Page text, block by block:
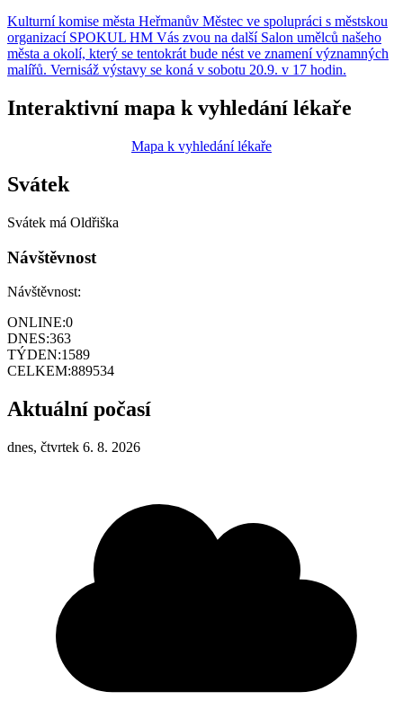
Kulturní komise města Heřmanův Městec ve spolupráci s městskou
organizací SPOKUL HM Vás zvou na další Salon umělců našeho
města a okolí, který se tentokrát bude nést ve znamení významných
malířů. Vernisáž výstavy se koná v sobotu 20.9. v 17 hodin.
Interaktivní mapa k vyhledání lékaře
Mapa k vyhledání lékaře
Svátek
Svátek má Oldřiška
Návštěvnost
Návštěvnost:
ONLINE:0
DNES:363
TÝDEN:1589
CELKEM:889534
Aktuální počasí
dnes, čtvrtek 6. 8. 2026